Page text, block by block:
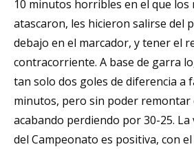
10 minutos horribles en el que los
atascaron, les hicieron salirse del
debajo en el marcador, y tener el
contracorriente. A base de garra
tan solo dos goles de diferencia a
minutos, pero sin poder remontar
acabando perdiendo por 30-25.
del Campeonato es positiva, con